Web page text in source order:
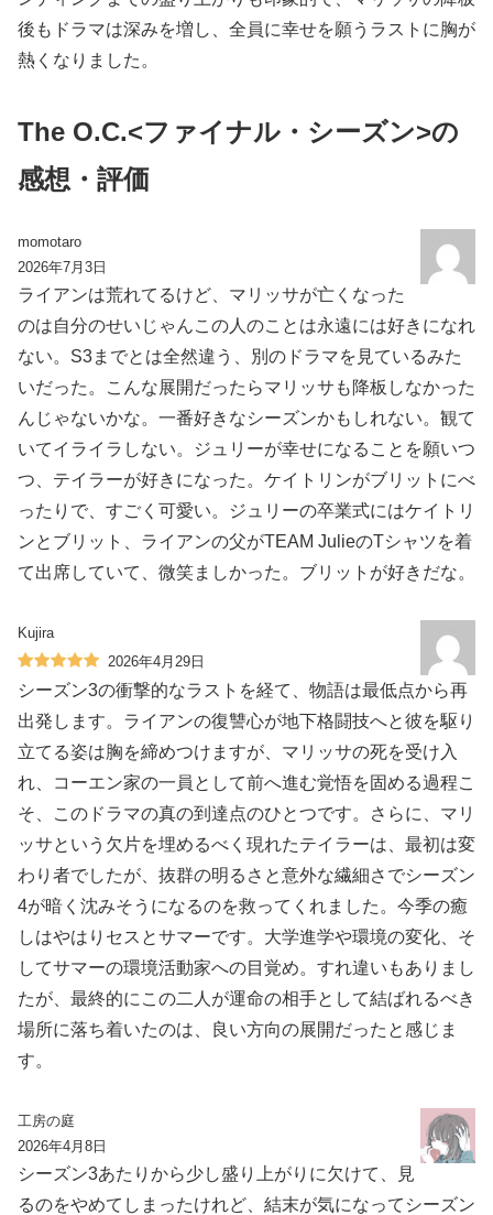
後もドラマは深みを増し、全員に幸せを願うラストに胸が
熱くなりました。
The O.C.<ファイナル・シーズン>の
感想・評価
momotaro
2026年7月3日
ライアンは荒れてるけど、マリッサが亡くなった
のは自分のせいじゃんこの人のことは永遠には好きになれ
ない。S3までとは全然違う、別のドラマを見ているみた
いだった。こんな展開だったらマリッサも降板しなかった
んじゃないかな。一番好きなシーズンかもしれない。観て
いてイライラしない。ジュリーが幸せになることを願いつ
つ、テイラーが好きになった。ケイトリンがブリットにべ
ったりで、すごく可愛い。ジュリーの卒業式にはケイトリ
ンとブリット、ライアンの父がTEAM JulieのTシャツを着
て出席していて、微笑ましかった。ブリットが好きだな。
Kujira
2026年4月29日
シーズン3の衝撃的なラストを経て、物語は最低点から再
出発します。ライアンの復讐心が地下格闘技へと彼を駆り
立てる姿は胸を締めつけますが、マリッサの死を受け入
れ、コーエン家の一員として前へ進む覚悟を固める過程こ
そ、このドラマの真の到達点のひとつです。さらに、マリ
ッサという欠片を埋めるべく現れたテイラーは、最初は変
わり者でしたが、抜群の明るさと意外な繊細さでシーズン
4が暗く沈みそうになるのを救ってくれました。今季の癒
しはやはりセスとサマーです。大学進学や環境の変化、そ
してサマーの環境活動家への目覚め。すれ違いもありまし
たが、最終的にこの二人が運命の相手として結ばれるべき
場所に落ち着いたのは、良い方向の展開だったと感じま
す。
工房の庭
2026年4月8日
シーズン3あたりから少し盛り上がりに欠けて、見
るのをやめてしまったけれど、結末が気になってシーズン